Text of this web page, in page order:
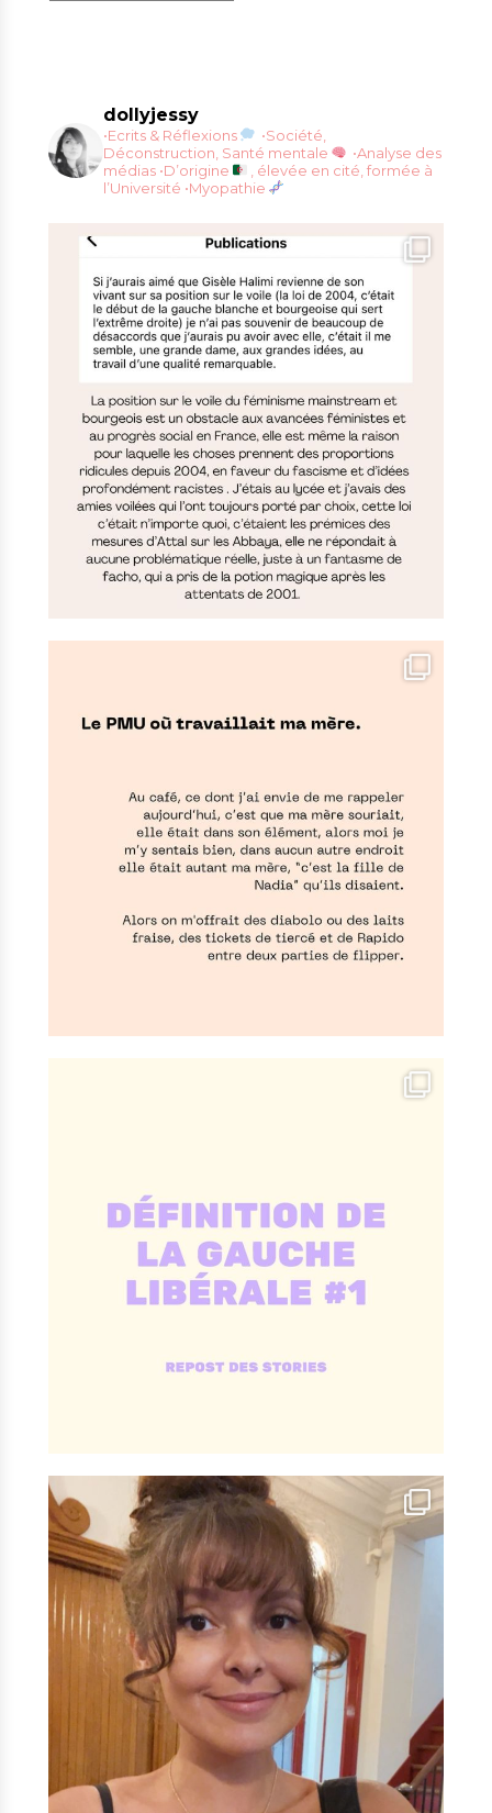
dollyjessy
•Ecrits & Réflexions
•Société,
Déconstruction, Santé mentale
•Analyse des
médias •D’origine
, élevée en cité, formée à
l’Université •Myopathie